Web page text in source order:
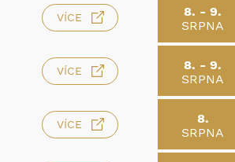
VÍCE
VÍCE
VÍCE
8. - 9.
SRPNA
8. - 9.
SRPNA
8.
SRPNA